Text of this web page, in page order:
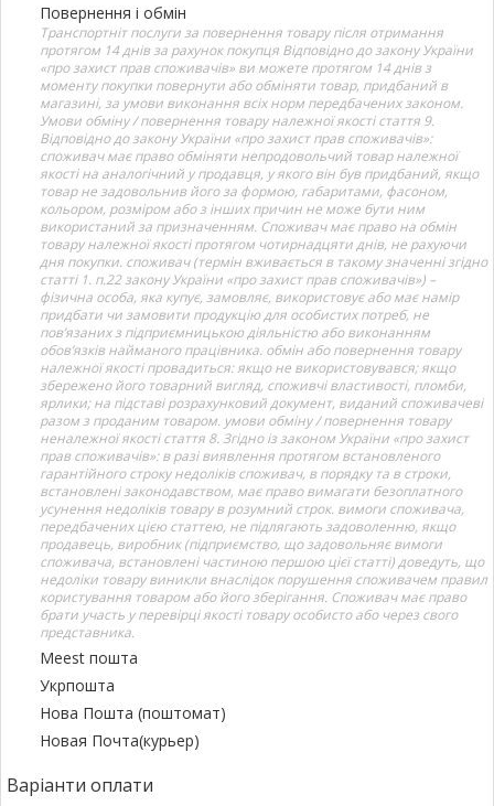
Повернення і обмін
Транспортніт послуги за повернення товару після отримання
протягом 14 днів за рахунок покупця Відповідно до закону України
«про захист прав споживачів» ви можете протягом 14 днів з
моменту покупки повернути або обміняти товар, придбаний в
магазині, за умови виконання всіх норм передбачених законом.
Умови обміну / повернення товару належної якості стаття 9.
Відповідно до закону України «про захист прав споживачів»:
споживач має право обміняти непродовольчий товар належної
якості на аналогічний у продавця, у якого він був придбаний, якщо
товар не задовольнив його за формою, габаритами, фасоном,
кольором, розміром або з інших причин не може бути ним
використаний за призначенням. Споживач має право на обмін
товару належної якості протягом чотирнадцяти днів, не рахуючи
дня покупки. споживач (термін вживається в такому значенні згідно
статті 1. п.22 закону України «про захист прав споживачів») –
фізична особа, яка купує, замовляє, використовує або має намір
придбати чи замовити продукцію для особистих потреб, не
пов’язаних з підприємницькою діяльністю або виконанням
обов’язків найманого працівника. обмін або повернення товару
належної якості провадиться: якщо не використовувався; якщо
збережено його товарний вигляд, споживчі властивості, пломби,
ярлики; на підставі розрахунковий документ, виданий споживачеві
разом з проданим товаром. умови обміну / повернення товару
неналежної якості стаття 8. Згідно із законом України «про захист
прав споживачів»: в разі виявлення протягом встановленого
гарантійного строку недоліків споживач, в порядку та в строки,
встановлені законодавством, має право вимагати безоплатного
усунення недоліків товару в розумний строк. вимоги споживача,
передбачених цією статтею, не підлягають задоволенню, якщо
продавець, виробник (підприємство, що задовольняє вимоги
споживача, встановлені частиною першою цієї статті) доведуть, що
недоліки товару виникли внаслідок порушення споживачем правил
користування товаром або його зберігання. Споживач має право
брати участь у перевірці якості товару особисто або через свого
представника.
Meest пошта
Укрпошта
Нова Пошта (поштомат)
Новая Почта(курьер)
Варіанти оплати